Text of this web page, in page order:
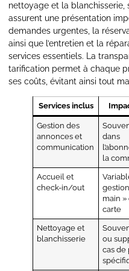
nettoyage et la blanchisserie,
assurent une présentation
demandes urgentes, la
ainsi que l’entretien et la
services essentiels. La
tarification permet à chaque
ses coûts, évitant ainsi tout
Services inclus
Gestion des
annonces et
communication
dans
la
Accueil et
check-in/out
main »
carte
Nettoyage et
blanchisserie
ou
cas de